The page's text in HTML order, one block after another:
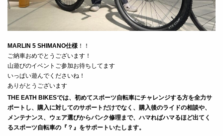
MARLIN 5 SHIMANO仕様 ！！
ご納車おめでとうございます！
山遊びのイベントご参加お待ちしてます
いっぱい遊んでくださいね！
ありがとうございます
THE EATH BIKESでは、初めてスポーツ自転車にチャレンジする方を全力サ
ポートし、購入に対してのサポートだけでなく、購入後のライドの相談や、
メンテナンス、ウェア選びからパンク修理まで、ハマればハマるほど出てく
るスポーツ自転車の『？』をサポートいたします。